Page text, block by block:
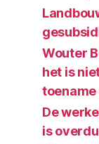
Wouter
het is
De
is